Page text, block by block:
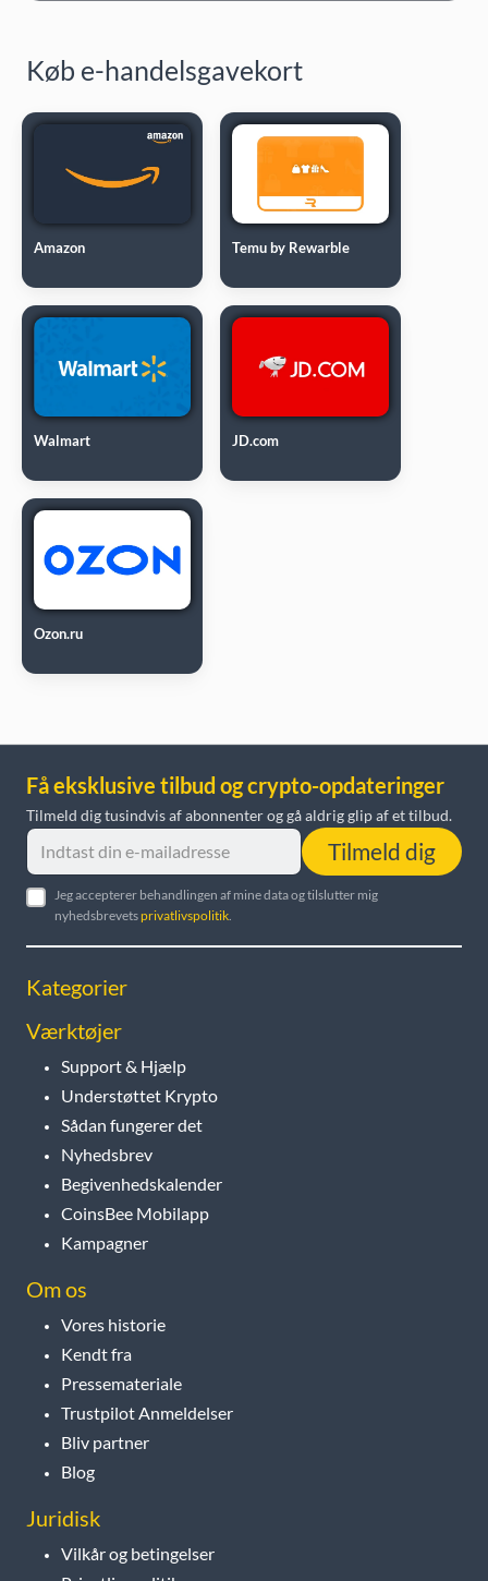
Køb e-handelsgavekort
Amazon Temu by Rewarble
Walmart JD.com
Ozon.ru
Få eksklusive tilbud og crypto-opdateringer
Tilmeld dig tusindvis af abonnenter og gå aldrig glip af et tilbud.
Tilmeld dig
Jeg accepterer behandlingen af mine data og tilslutter mig
nyhedsbrevetsprivatlivspolitik
Kategorier
Værktøjer
Support & Hjælp
Understøttet Krypto
Sådan fungerer det
Nyhedsbrev
Begivenhedskalender
CoinsBee Mobilapp
Kampagner
Om os
Vores historie
Kendt fra
Pressemateriale
Trustpilot Anmeldelser
Bliv partner
Blog
Juridisk
Vilkår og betingelser